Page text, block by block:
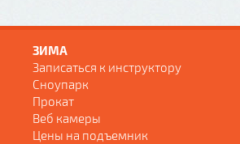
ЗИМА
Записаться к инструктору
Сноупарк
Прокат
Веб камеры
Цены на подъемник